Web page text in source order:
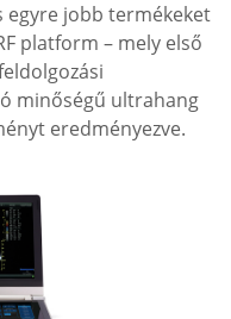
egyre jobb termékeket
platform – mely első
minőségű ultrahang
eredményezve.